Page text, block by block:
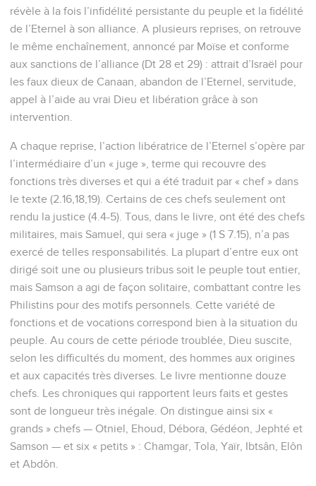
révèle à la fois l’infidélité persistante du peuple et la fidélité
de l’Eternel à son alliance. A plusieurs reprises, on retrouve
le même enchaînement, annoncé par Moïse et conforme
aux sanctions de l’alliance (Dt 28 et 29) : attrait d’Israël pour
les faux dieux de Canaan, abandon de l’Eternel, servitude,
appel à l’aide au vrai Dieu et libération grâce à son
intervention.
A chaque reprise, l’action libératrice de l’Eternel s’opère par
l’intermédiaire d’un « juge », terme qui recouvre des
fonctions très diverses et qui a été traduit par « chef » dans
le texte (2.16,18,19). Certains de ces chefs seulement ont
rendu la justice (4.4-5). Tous, dans le livre, ont été des chefs
militaires, mais Samuel, qui sera « juge » (1 S 7.15), n’a pas
exercé de telles responsabilités. La plupart d’entre eux ont
dirigé soit une ou plusieurs tribus soit le peuple tout entier,
mais Samson a agi de façon solitaire, combattant contre les
Philistins pour des motifs personnels. Cette variété de
fonctions et de vocations correspond bien à la situation du
peuple. Au cours de cette période troublée, Dieu suscite,
selon les difficultés du moment, des hommes aux origines
et aux capacités très diverses. Le livre mentionne douze
chefs. Les chroniques qui rapportent leurs faits et gestes
sont de longueur très inégale. On distingue ainsi six «
grands » chefs — Otniel, Ehoud, Débora, Gédéon, Jephté et
Samson — et six « petits » : Chamgar, Tola, Yaïr, Ibtsân, Elôn
et Abdôn.